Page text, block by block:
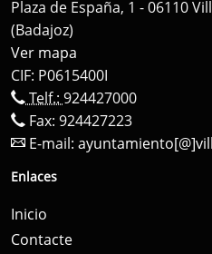
Plaza de España, 1 - 06110
(Badajoz)
Ver mapa
CIF: P0615400I
Telf.: 924427000
Fax: 924427223
E-mail:
Enlaces
Inicio
Contacte